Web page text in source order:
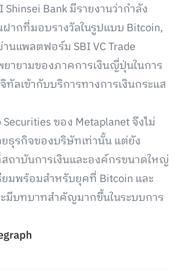
Bank มีรายงานว่ากำลัง
ากที่มอบรางวัลในรูปแบบ Bitcoin,
านแพลตฟอร์ม SBI VC Trade
ายามของภาคการเงินญี่ปุ่นในการ
ลเข้ากับบริการทางการเงินกระแส
ของ Metaplanet จึงไม่
ยธุรกิจของบริษัทเท่านั้น แต่ยัง
ถาบันการเงินและองค์กรขนาดใหญ่
มพร้อมสำหรับยุคที่ Bitcoin และ
บทบาทสำคัญมากขึ้นในระบบการ